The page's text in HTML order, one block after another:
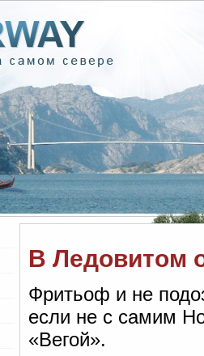
В Ледовитом
Фритьоф и не
если не с самим
«Вегой».